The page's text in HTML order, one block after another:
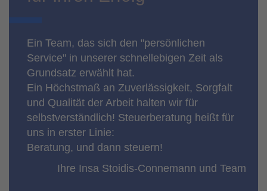
Ein Team, das sich den "persönlichen
Service" in unserer schnellebigen Zeit als
Grundsatz erwählt hat.
Ein Höchstmaß an Zuverlässigkeit, Sorgfalt
und Qualität der Arbeit halten wir für
selbstverständlich! Steuerberatung heißt für
uns in erster Linie:
Beratung, und dann steuern!
Ihre Insa Stoidis-Connemann und Team